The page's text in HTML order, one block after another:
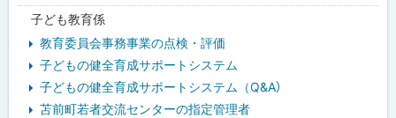
子ども教育係
教育委員会事務事業の点検・評価
子どもの健全育成サポートシステム
子どもの健全育成サポートシステム（Q&A）
苫前町若者交流センターの指定管理者